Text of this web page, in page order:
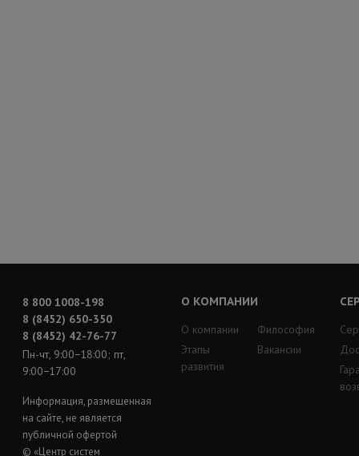
8 800 1008-198
8 (8452) 650-350
8 (8452) 42-76-77
Пн-чт, 9:00−18:00; пт,
9:00−17:00
Информация, размещенная
на сайте, не является
публичной офертой
© «Центр систем
О КОМПАНИИ
О компании
Этапы
развития
Философия
Вакансии